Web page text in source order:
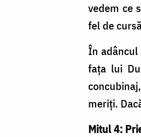
vedem ce
fel de
În
faţa lui
meriţi.
Mitul 4: